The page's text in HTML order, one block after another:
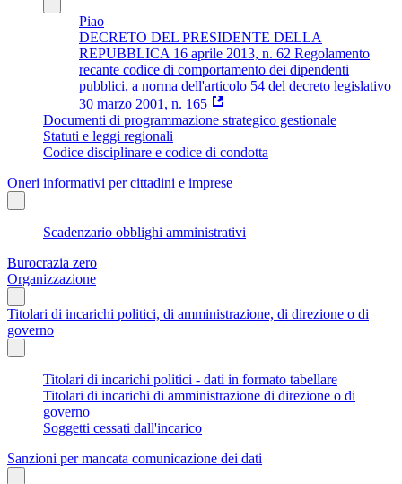
Piao
DECRETO DEL PRESIDENTE DELLA
REPUBBLICA 16 aprile 2013, n. 62 Regolamento
recante codice di comportamento dei dipendenti
pubblici, a norma dell'articolo 54 del decreto legislativo
30 marzo 2001, n. 165
Documenti di programmazione strategico gestionale
Statuti e leggi regionali
Codice disciplinare e codice di condotta
Oneri informativi per cittadini e imprese
Scadenzario obblighi amministrativi
Burocrazia zero
Organizzazione
Titolari di incarichi politici, di amministrazione, di direzione o di
governo
Titolari di incarichi politici - dati in formato tabellare
Titolari di incarichi di amministrazione di direzione o di
governo
Soggetti cessati dall'incarico
Sanzioni per mancata comunicazione dei dati